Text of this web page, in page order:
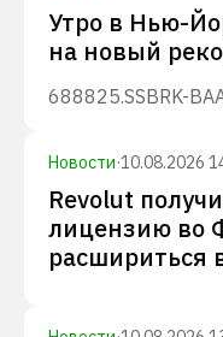
Утро в Нью-
на новый
688825.SSBRK-B
Новости·10.08.2026
Revolut
лицензию во
расшириться